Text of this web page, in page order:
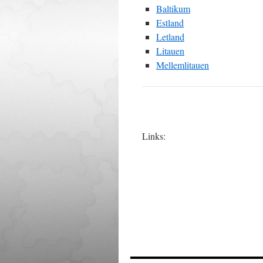
Baltikum
Estland
Letland
Litauen
Mellemlitauen
Links: